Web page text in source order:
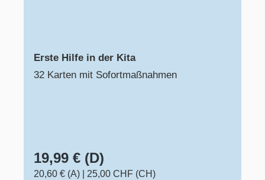
Erste Hilfe in der Kita
32 Karten mit Sofortmaßnahmen
19,99 € (D)
20,60 € (A)
25,00 CHF (CH)